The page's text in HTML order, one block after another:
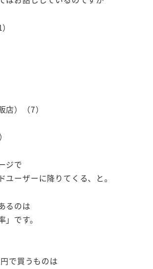
店）（7）
ジで
ユーザーに降りてくる、と。
るのは
です。
で買うものは